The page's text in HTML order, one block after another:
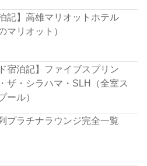
記】高雄マリオットホテル
マリオット）
宿泊記】ファイブスプリン
ザ・シラハマ・SLH（全室ス
ール）
プラチナラウンジ完全一覧